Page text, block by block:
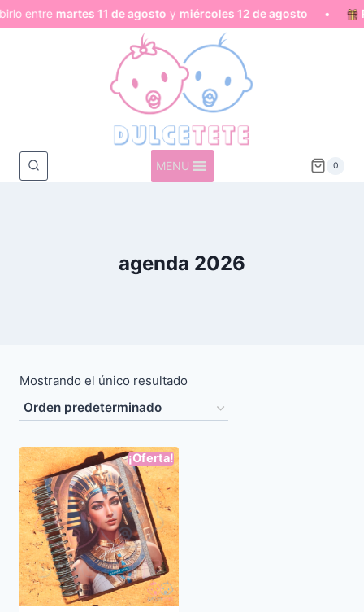
entremartes 11 de agostoymiércoles 12 de agosto•
MENU 0
agenda 2026
Mostrando el único resultado
¡Oferta!